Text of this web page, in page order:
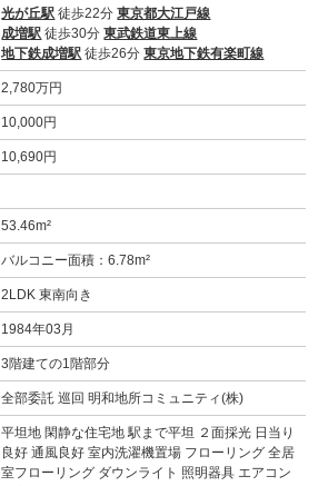
光が丘駅 徒歩22分東京都大江戸線
成増駅 徒歩30分東武鉄道東上線
地下鉄成増駅 徒歩26分東京地下鉄有楽町線
2,780万円
10,000円
10,690円
53.46m²
バルコニー面積：6.78m²
2LDK 東南向き
1984年03月
3階建ての1階部分
全部委託 巡回 明和地所コミュニティ(株)
平坦地 閑静な住宅地 駅まで平坦 ２面採光 日当り
良好 通風良好 室内洗濯機置場 フローリング 全居
室フローリング ダウンライト 照明器具 エアコン